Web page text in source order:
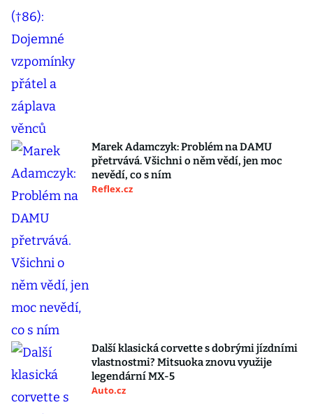
Marek Adamczyk: Problém na DAMU
přetrvává. Všichni o něm vědí, jen moc
nevědí, co s ním
Reflex.cz
Další klasická corvette s dobrými jízdními
vlastnostmi? Mitsuoka znovu využije
legendární MX-5
Auto.cz